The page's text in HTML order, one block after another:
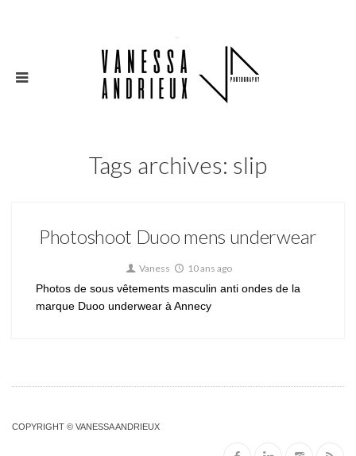
Tags archives: slip
Photoshoot Duoo mens underwear
Vaness 10 ans ago
Photos de sous vêtements masculin anti ondes de la
marque Duoo underwear à Annecy
COPYRIGHT © VANESSA ANDRIEUX